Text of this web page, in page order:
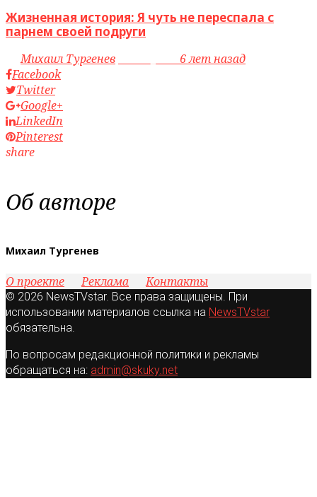
Жизненная история: Я чуть не переспала с
парнем своей подруги
byМихаил Тургенев
6 лет назад
Facebook
Twitter
Google+
LinkedIn
Pinterest
share
Об авторе
Михаил Тургенев
О проекте Реклама Контакты
© 2026 NewsTVstar. Все права защищены. При
использовании материалов ссылка на NewsTVstar
обязательна.
По вопросам редакционной политики и рекламы
обращаться на: admin@skuky.net